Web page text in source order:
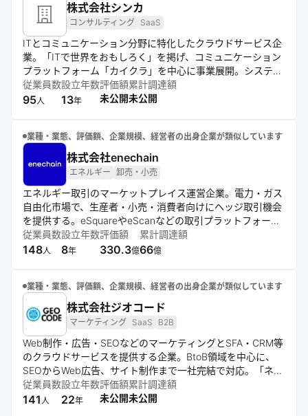
株式会社シンカ
コンサルティング SaaS
ITとコミュニケーション分野に特化したクラウドサービス企
業。「ITで世界をおもしろく」を掲げ、コミュニケーション
プラットフォーム「カイクラ」を中心に事業展開。システム
開発、ITコンサルティング、テクノロジー情報配信も手掛
け、東証グロース上場。全国に拠点を持ち、ITの魅力を広く
従業員数
95人
設立年数
13年
評価額
未公開
累計調達額
未公開
業種・業態、評価額、企業規模、経営者の出身企業が類似しています
株式会社enechain
エネルギー 卸売・小売
エネルギー取引のマーケットプレイス運営企業。電力・ガス
自由化市場で、生産者・小売・消費者向けにヘッジ取引機会
を提供する。eSquareやeScanなどの取引プラットフォーム
やリスク診断ツールを開発し、エネルギー価値の公正な交換
と市場の安定化を目指す。
従業員数
148人
設立年数
8年
評価額
330.3億
累計調達額
66億
業種・業態、評価額、企業規模、経営者の出身企業が類似しています
株式会社ジオコード
マーケティング SaaS B2B
Web制作・広告・SEOなどのマーケティングとSFA・CRM等
のクラウドサービスを提供する企業。BtoB領域を中心に、
SEOからWeb広告、サイト制作まで一社完結で対応。「ネク
ストSFA」や「ネクストICカード」など自社開発のクラウド
ツールも展開。東京と大阪を拠点に、多くの企業と継続取引
従業員数
141人
設立年数
22年
評価額
未公開
累計調達額
未公開